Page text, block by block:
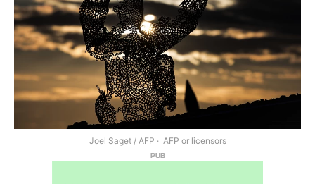
Joel Saget / AFP AFP or licensors